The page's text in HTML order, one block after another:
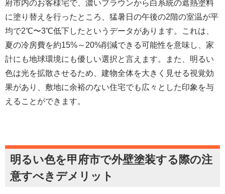
府市内のお客様宅で、濃いブラウンから白系統の遮熱塗料
に塗り替えを行ったところ、猛暑日の午後の2階の室温が平
均で2℃〜3℃低下したというデータがあります。これは、
夏の冷房費を約15%～20%削減できる可能性を意味し、家
計にも地球環境にも優しい選択と言えます。また、明るい
色は光を拡散させるため、建物全体を大きく見せる視覚効
果があり、敷地に余裕のない住宅でも広々とした印象を与
えることができます。
明るい色を甲府市で外壁塗装する際の注
意すべきデメリット